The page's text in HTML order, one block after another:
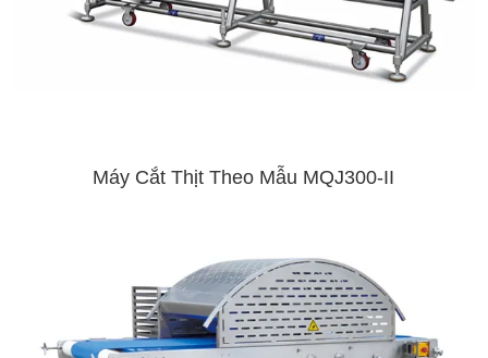
Máy Cắt Thịt Theo Mẫu MQJ300-II